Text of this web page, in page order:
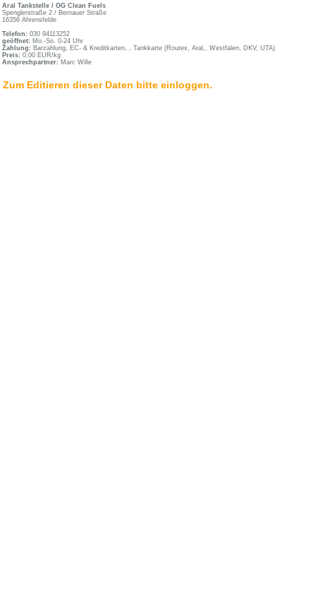
Aral Tankstelle / OG Clean Fuels
Spenglerstraße 2 / Bernauer Straße
16356 Ahrensfelde
Telefon: 030 94113252
geöffnet: Mo.-So. 0-24 Uhr
Zahlung: Barzahlung, EC- & Kreditkarten, , Tankkarte (Routex, Aral,, Westfalen, DKV, UTA)
Preis: 0,00 EUR/kg
Ansprechpartner: Marc Wille
Zum Editieren dieser Daten bitte einloggen.